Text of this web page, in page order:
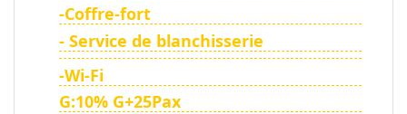
-Coffre-fort
- Service de blanchisserie
-Wi-Fi
G:10% G+25Pax